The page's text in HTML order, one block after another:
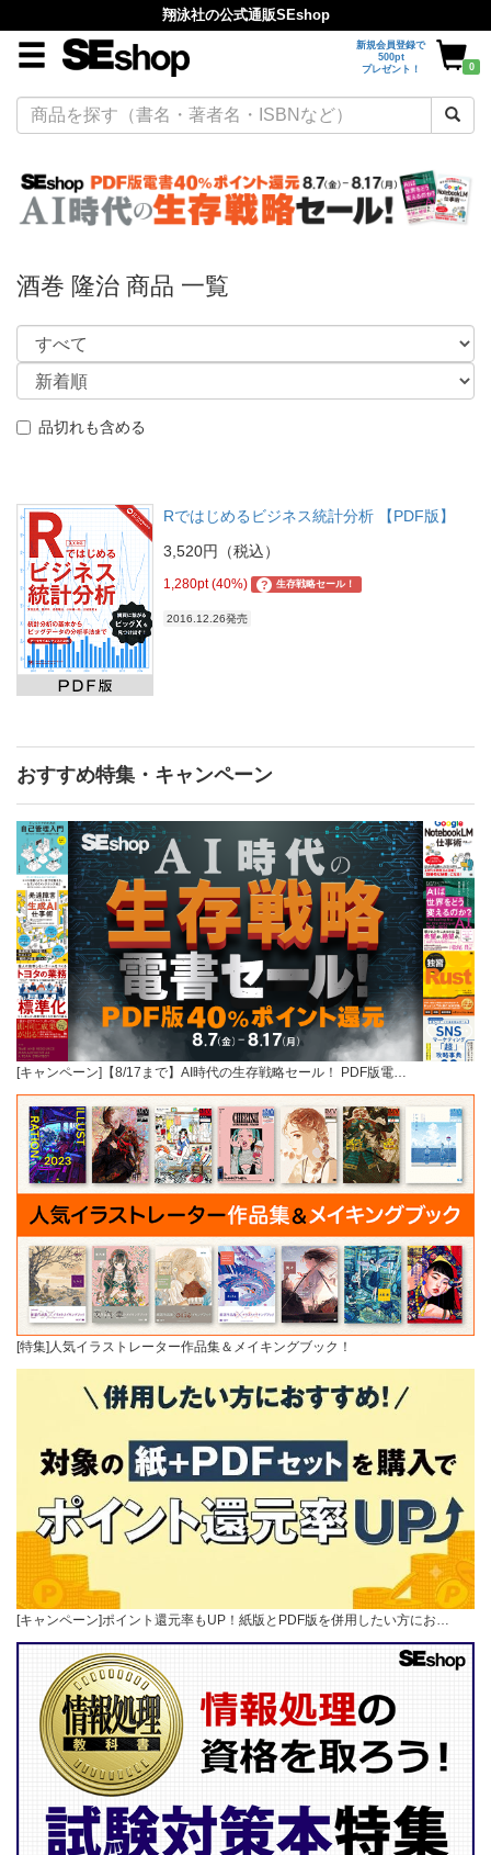
翔泳社の公式通販SEshop
新規会員登録で
500pt
プレゼント！
0
酒巻 隆治 商品 一覧
品切れも含める
Rではじめるビジネス統計分析 【PDF版】
3,520円（税込）
1,280pt (40%) ? 生存戦略セール！
2016.12.26発売
おすすめ特集・キャンペーン
[キャンペーン]【8/17まで】AI時代の生存戦略セール！ PDF版電…
[特集]人気イラストレーター作品集＆メイキングブック！
[キャンペーン]ポイント還元率もUP！紙版とPDF版を併用したい方にお…